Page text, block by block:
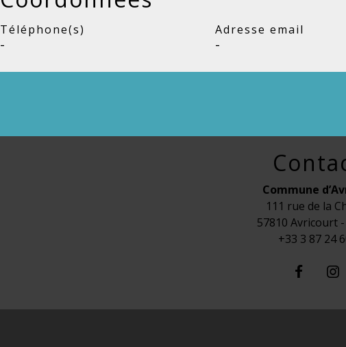
Téléphone(s)
-
Adresse email
-
Commune
111 rue de la
57810 Avricourt -
+33 3 87 24